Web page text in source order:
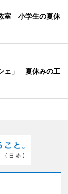
室 小学生の夏休
ェ」 夏休みの工